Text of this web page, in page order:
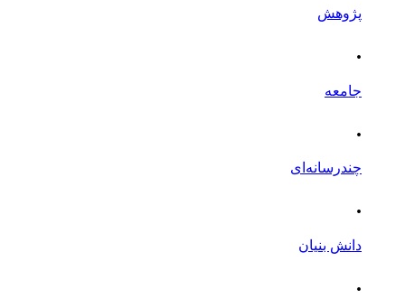
پژوهش
.
جامعه
.
چندرسانه‌ای
.
دانش بنیان
.